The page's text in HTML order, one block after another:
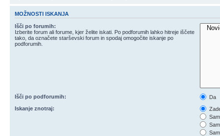
MOŽNOSTI ISKANJA
Išči po forumih:
Izberite forum ali forume, kjer želite iskati. Po podforumih lahko hitreje iščete
tako, da označete starševski forum in spodaj omogočite iskanje po
podforumih.
Išči po podforumih:
Da
Iskanje znotraj: